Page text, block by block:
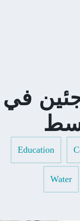
في
Education
Water